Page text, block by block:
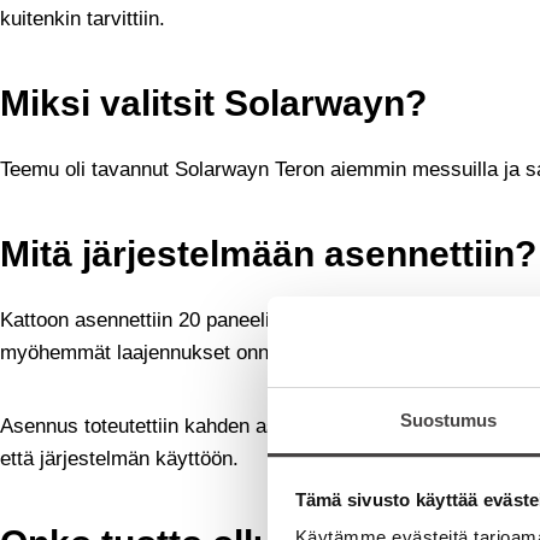
Suostumus
Tämä sivusto käyttää
kuitenkin tarvittiin.
Miksi valitsit Solarwayn?
Teemu oli tavannut Solarwayn Teron aiemmin messuilla
Mitä järjestelmään asennettiin?
Kattoon asennettiin 20 paneelia. Solarway toimitti koko
myöhemmät laajennukset onnistuvat ilman paneelien
Asennus toteutettiin kahden asentajan voimin. Työ oli
että järjestelmän käyttöön.